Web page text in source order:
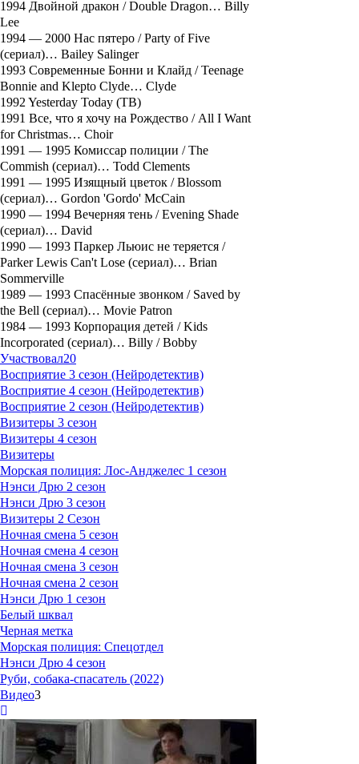
1994 Двойной дракон / Double Dragon… Billy
Lee
1994 — 2000 Нас пятеро / Party of Five
(сериал)… Bailey Salinger
1993 Современные Бонни и Клайд / Teenage
Bonnie and Klepto Clyde… Clyde
1992 Yesterday Today (ТВ)
1991 Все, что я хочу на Рождество / All I Want
for Christmas… Choir
1991 — 1995 Комиссар полиции / The
Commish (сериал)… Todd Clements
1991 — 1995 Изящный цветок / Blossom
(сериал)… Gordon 'Gordo' McCain
1990 — 1994 Вечерняя тень / Evening Shade
(сериал)… David
1990 — 1993 Паркер Льюис не теряется /
Parker Lewis Can't Lose (сериал)… Brian
Sommerville
1989 — 1993 Спасённые звонком / Saved by
the Bell (сериал)… Movie Patron
1984 — 1993 Корпорация детей / Kids
Incorporated (сериал)… Billy / Bobby
Участвовал20
Восприятие 3 сезон (Нейродетектив)
Восприятие 4 сезон (Нейродетектив)
Восприятие 2 сезон (Нейродетектив)
Визитеры 3 сезон
Визитеры 4 сезон
Визитеры
Морская полиция: Лос-Анджелес 1 сезон
Нэнси Дрю 2 сезон
Нэнси Дрю 3 сезон
Визитеры 2 Сезон
Ночная смена 5 сезон
Ночная смена 4 сезон
Ночная смена 3 сезон
Ночная смена 2 сезон
Нэнси Дрю 1 сезон
Белый шквал
Черная метка
Морская полиция: Спецотдел
Нэнси Дрю 4 сезон
Руби, собака-спасатель (2022)
Видео3